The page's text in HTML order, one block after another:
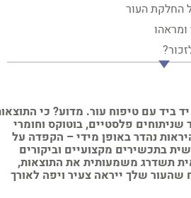
עם טיפוח עור. מדוע? כי התוצאות
פלסטיים, בוטוקס וחומרי
נהדר באופן מידי – הקפדה על
מקצועיים וביקורים
משמעותית את התוצאות,
שלך ייראה צעיר ויפה לאורך
העור